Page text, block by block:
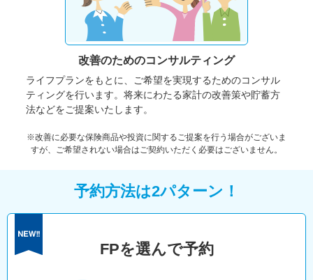
改善のためのコンサルティング
ライフプランをもとに、ご希望を実現するためのコンサル
ティングを行います。将来にわたる家計の改善策や貯蓄方
法などをご提案いたします。
※改善に必要な保険商品や投資に関するご提案を行う場合がございま
すが、ご希望されない場合はご契約いただく必要はございません。
予約方法は2パターン！
FPを選んで予約